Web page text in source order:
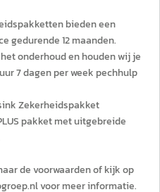
bieden een
gedurende 12 maanden.
onderhoud en houden wij je
7 dagen per week pechhulp
Zekerheidspakket
pakket met uitgebreide
de voorwaarden of kijk op
voor meer informatie.